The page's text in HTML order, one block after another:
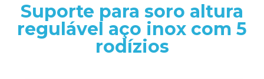
Suporte para soro altura
regulável aço inox com 5
rodízios